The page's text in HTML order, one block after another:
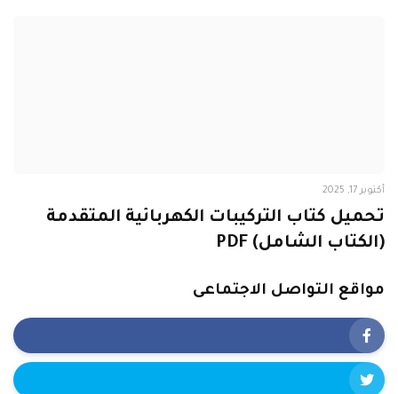
أكتوبر 17, 2025
تحميل كتاب التركيبات الكهربائية المتقدمة
(الكتاب الشامل) PDF
مواقع التواصل الاجتماعى